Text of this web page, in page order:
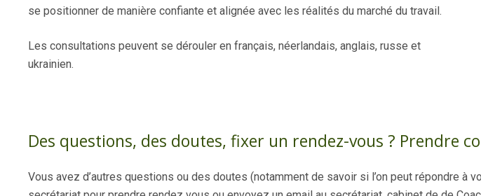
se positionner de manière confiante et alignée avec les réalités du marché du travail.
Les consultations peuvent se dérouler en français, néerlandais, anglais, russe et
ukrainien.
Des questions, des doutes, fixer un rendez-vous ? Prendre
Vous avez d’autres questions ou des doutes (notamment de savoir si l’on peut répondre à